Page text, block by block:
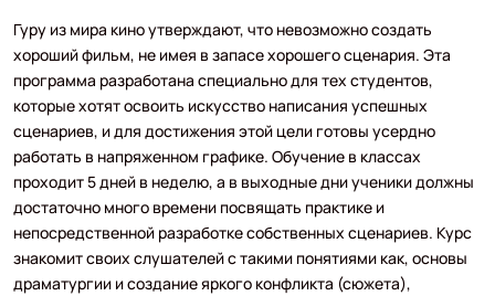
Гуру из мира кино утверждают, что невозможно создать
хороший фильм, не имея в запасе хорошего сценария. Эта
программа разработана специально для тех студентов,
которые хотят освоить искусство написания успешных
сценариев, и для достижения этой цели готовы усердно
работать в напряженном графике. Обучение в классах
проходит 5 дней в неделю, а в выходные дни ученики должны
достаточно много времени посвящать практике и
непосредственной разработке собственных сценариев. Курс
знакомит своих слушателей с такими понятиями как, основы
драматургии и создание яркого конфликта (сюжета),